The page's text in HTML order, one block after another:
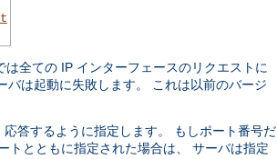
全ての IP インターフェースのリクエストに
は起動に失敗します。 これは以前のバージ
答するように指定します。 もしポート番号だ
トとともに指定された場合は、 サーバは指定